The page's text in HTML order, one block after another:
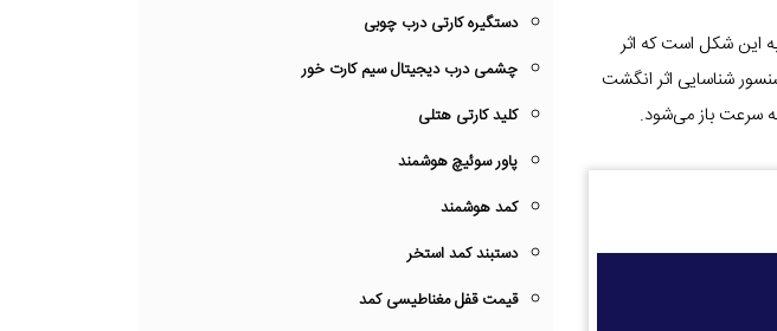
این شکل است که اثر
شناسایی اثر انگشت
سرعت باز می‌شود.
دستگیره کارتی درب چوبی
چشمی درب دیجیتال سیم کارت خور
کلید کارتی هتلی
پاور سوئیچ هوشمند
کمد هوشمند
دستبند کمد استخر
قیمت قفل مغناطیسی کمد